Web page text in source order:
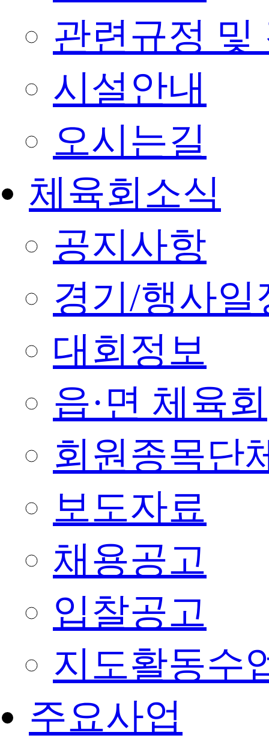
관련규정 및
시설안내
오시는길
체육회소식
공지사항
경기/행사일
대회정보
읍·면 체육회
회원종목단
보도자료
채용공고
입찰공고
지도활동수
주요사업